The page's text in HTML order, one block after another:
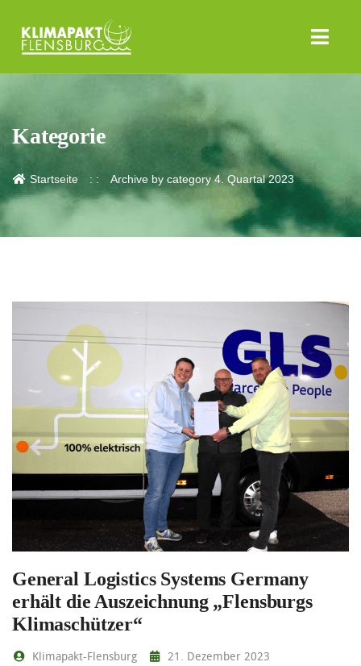
Kategorie
Startseite Archive by category 4. Quartal 2023
General Logistics Systems Germany
erhält die Auszeichnung „Flensburgs
Klimaschützer“
Klimapakt-Flensburg
21. Dezember 2023